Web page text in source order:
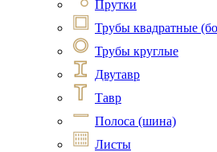
Прутки
Трубы квадратные
Трубы круглые
Двутавр
Тавр
Полоса (шина)
Листы